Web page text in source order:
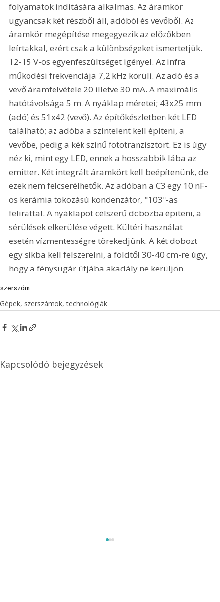
folyamatok indítására alkalmas. Az áramkör
ugyancsak két részből áll, adóból és vevőből. Az
áramkör megépítése megegyezik az előzőkben
leírtakkal, ezért csak a különbségeket ismertetjük.
12-15 V-os egyenfeszültséget igényel. Az infra
működési frekvenciája 7,2 kHz körüli. Az adó és a
vevő áramfelvétele 20 illetve 30 mA. A maximális
hatótávolsága 5 m. A nyáklap méretei; 43x25 mm
(adó) és 51x42 (vevő). Az építőkészletben két LED
található; az adóba a színtelent kell építeni, a
vevőbe, pedig a kék színű fototranzisztort. Ez is úgy
néz ki, mint egy LED, ennek a hosszabbik lába az
emitter. Két integrált áramkört kell beépítenünk, de
ezek nem felcserélhetők. Az adóban a C3 egy 10 nF-
os kerámia tokozású kondenzátor, "103"-as
felirattal. A nyáklapot célszerű dobozba építeni, a
sérülések elkerülése végett. Kültéri használat
esetén vízmentességre törekedjünk. A két dobozt
egy síkba kell felszerelni, a földtől 30-40 cm-re úgy,
hogy a fénysugár útjába akadály ne kerüljön.
szerszám
Gépek, szerszámok, technológiák
Kapcsolódó bejegyzések